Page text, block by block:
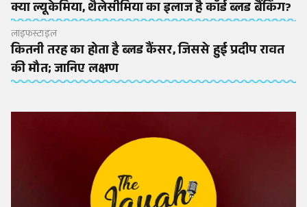
क्या ल्यूकेमिया, थैलेसीमिया का इलाज है कॉर्ड ब्लड बैंकिंग?
लाइफस्टाइल
कितनी तरह का होता है ब्लड कैंसर, जिससे हुई प्रदीप रावत
की मौत; जानिए लक्षण